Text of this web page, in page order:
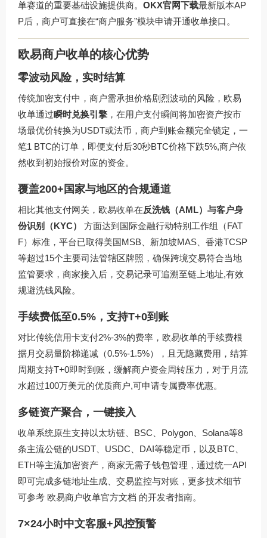
单赛道的重要基础设施提供商。 OKX官网下载最新版本AP
P后，商户可直接在“商户服务”模块申请开通收单接口。
欧易商户收单的核心优势
零波动风险，实时结算
传统加密支付中，商户需承担价格剧烈波动的风险，欧易
收单通过瞬时兑换引擎 ，在用户支付瞬间将加密资产按市
场最优价转换为USDT或法币，商户到账金额完全锁定，一
笔1 BTC的订单，即便支付后30秒BTC价格下跌5%,商户依
然收到初始报价对应的资金。
覆盖200+国家与地区的合规通道
相比其他支付网关，欧易收单在反洗钱（AML）与客户身
份识别（KYC）
方面达到国际金融行动特别工作组（FAT
F）标准，平台已取得美国MSB、新加坡MAS、香港TCSP
等超过15个主要司法管辖区牌照，确保跨境交易符合当地
监管要求，商家接入后，交易记录可追溯至链上地址,有效
规避洗钱风险。
手续费低至0.5%，支持T+0到账
对比传统信用卡支付2%-3%的费率，欧易收单的手续费根
据月交易量阶梯递减（0.5%-1.5%），且无隐藏费用，结算
周期支持T+0即时到账，缓解商户资金周转压力，对于月流
水超过100万美元的优质商户,可申请专属费率优惠。
多链资产聚合，一键接入
收单系统原生支持以太坊链、BSC、Polygon、Solana等8
条主流公链的USDT、USDC、DAI等稳定币，以及BTC、
ETH等主流加密资产，商家无需子钱包管理，通过统一API
即可完成多链地址生成、交易监控与对账，更多技术细节
可参考 欧易商户收单官方文档 的开发者指南。
7×24小时中文客服+风控预警